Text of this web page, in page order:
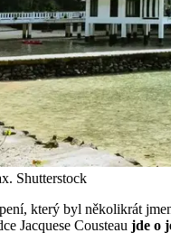
Shutterstock
který byl několikrát
Jacquese Cousteau jde o